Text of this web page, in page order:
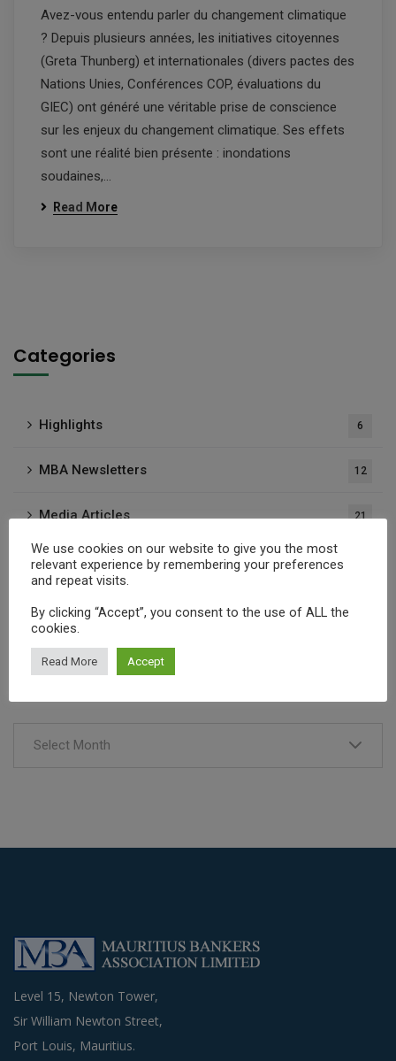
Avez-vous entendu parler du changement climatique
? Depuis plusieurs années, les initiatives citoyennes
(Greta Thunberg) et internationales (divers pactes des
Nations Unies, Conférences COP, évaluations du
GIEC) ont généré une véritable prise de conscience
sur les enjeux du changement climatique. Ses effets
sont une réalité bien présente : inondations
soudaines,…
Read More
Categories
Highlights 6
MBA Newsletters 12
Media Articles 21
Press Releases
Publications
Archives
Select Month
Level 15, Newton Tower,
Sir William Newton Street,
Port Louis, Mauritius.
We use cookies on our website to give you the most
relevant experience by remembering your preferences
and repeat visits.
By clicking “Accept”, you consent to the use of ALL the
cookies.
Read More Accept